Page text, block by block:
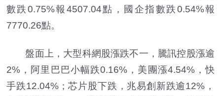
數跌0.75%報4507.04點，國企指數跌0.54%報
7770.26點。
盤面上，大型科網股漲跌不一，騰訊控股漲逾
2%，阿里巴巴小幅跌0.16%，美團漲4.54%，快
手跌12.04%；芯片股下跌，兆易創新跌逾12%，